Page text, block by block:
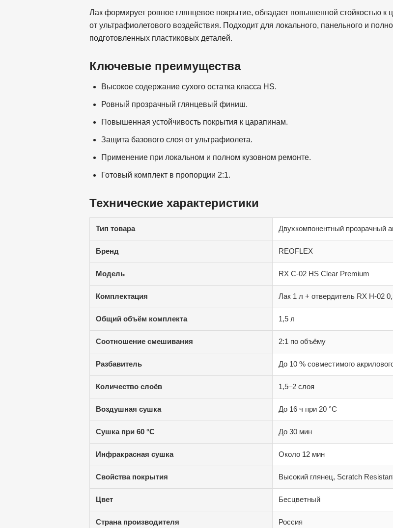
Лак формирует ровное глянцевое покрытие, обладает повышенной стойкостью
от ультрафиолетового воздействия. Подходит для локального, панельного и
подготовленных пластиковых деталей.
Ключевые преимущества
Высокое содержание сухого остатка класса HS.
Ровный прозрачный глянцевый финиш.
Повышенная устойчивость покрытия к царапинам.
Защита базового слоя от ультрафиолета.
Применение при локальном и полном кузовном ремонте.
Готовый комплект в пропорции 2:1.
Технические характеристики
Тип товара Двухкомпонентный прозрачный
Бренд REOFLEX
Модель RX C-02 HS Clear Premium
Комплектация Лак 1 л + отвердитель RX H-02
Общий объём комплекта 1,5 л
Соотношение смешивания 2:1 по объёму
Разбавитель До 10 % совместимого
Количество слоёв 1,5–2 слоя
Воздушная сушка До 16 ч при 20 °C
Сушка при 60 °C До 30 мин
Инфракрасная сушка Около 12 мин
Свойства покрытия Высокий глянец, Scratch
Цвет Бесцветный
Страна производителя Россия